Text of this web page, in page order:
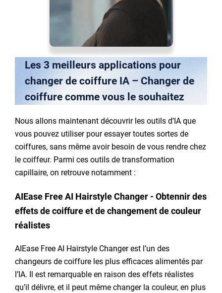
Les 3 meilleurs applications pour
changer de coiffure IA – Changer de
coiffure comme vous le souhaitez
Nous allons maintenant découvrir les outils d’IA que
vous pouvez utiliser pour essayer toutes sortes de
coiffures, sans même avoir besoin de vous rendre chez
le coiffeur. Parmi ces outils de transformation
capillaire, on retrouve notamment :
AIEase Free AI Hairstyle Changer - Obtennir des
effets de coiffure et de changement de couleur
réalistes
AIEase Free AI Hairstyle Changer est l’un des
changeurs de coiffure les plus efficaces alimentés par
l’IA. Il est remarquable en raison des effets réalistes
qu’il délivre, et il peut même changer la couleur, en plus